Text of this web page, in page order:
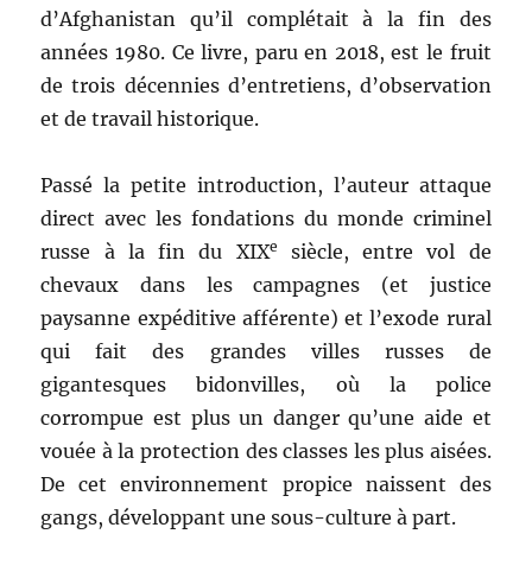
d’Afghanistan qu’il complétait à la fin des
années 1980. Ce livre, paru en 2018, est le fruit
de trois décennies d’entretiens, d’observation
et de travail historique.
Passé la petite introduction, l’auteur attaque
direct avec les fondations du monde criminel
russe à la fin du XIXe
siècle, entre vol de
chevaux dans les campagnes (et justice
paysanne expéditive afférente) et l’exode rural
qui fait des grandes villes russes de
gigantesques bidonvilles, où la police
corrompue est plus un danger qu’une aide et
vouée à la protection des classes les plus aisées.
De cet environnement propice naissent des
gangs, développant une sous-culture à part.